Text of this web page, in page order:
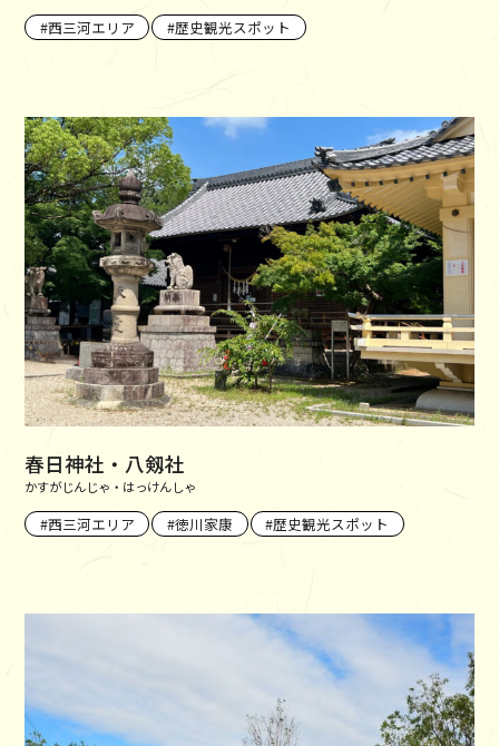
西三河エリア 歴史観光スポット
春日神社・八剱社
かすがじんじゃ・はっけんしゃ
西三河エリア 徳川家康 歴史観光スポット